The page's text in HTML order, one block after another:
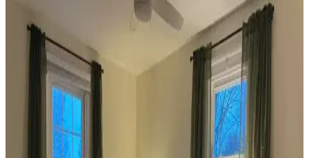
Ev Dekorasyonunda Denge ve Fonksiyonellik: Renk
Uyumu, Mobilya Yerleşimi ve Estetik İncelemesi
Reddit tartışması üzerinden ev dekorasyonunda renk uyumu,
mobilya yerleşimi ve aksesuar dengesi gibi unsurların yaşam
alanlarının estetik ve fonksiyonelliğini nasıl etkilediği inceleniyor.
Veranda Dekorasyonunda Bitki Seçimi, Aydınlatma
ve Mobilya Düzenlemeleriyle Estetik İyileştirme
Yöntemleri